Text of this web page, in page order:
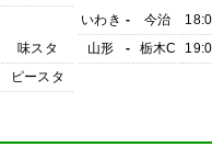
味スタ
ピースタ
いわき - 今治
山形
- 栃木C